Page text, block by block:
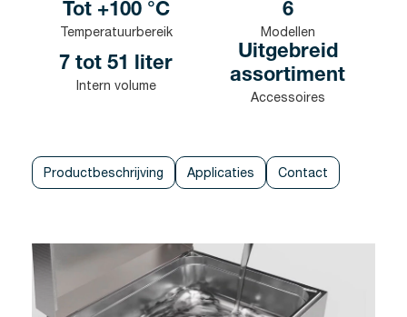
Tot +100 °C
Temperatuurbereik
6
Modellen
7 tot 51 liter
Intern volume
Uitgebreid
assortiment
Accessoires
Productbeschrijving Applicaties Contact